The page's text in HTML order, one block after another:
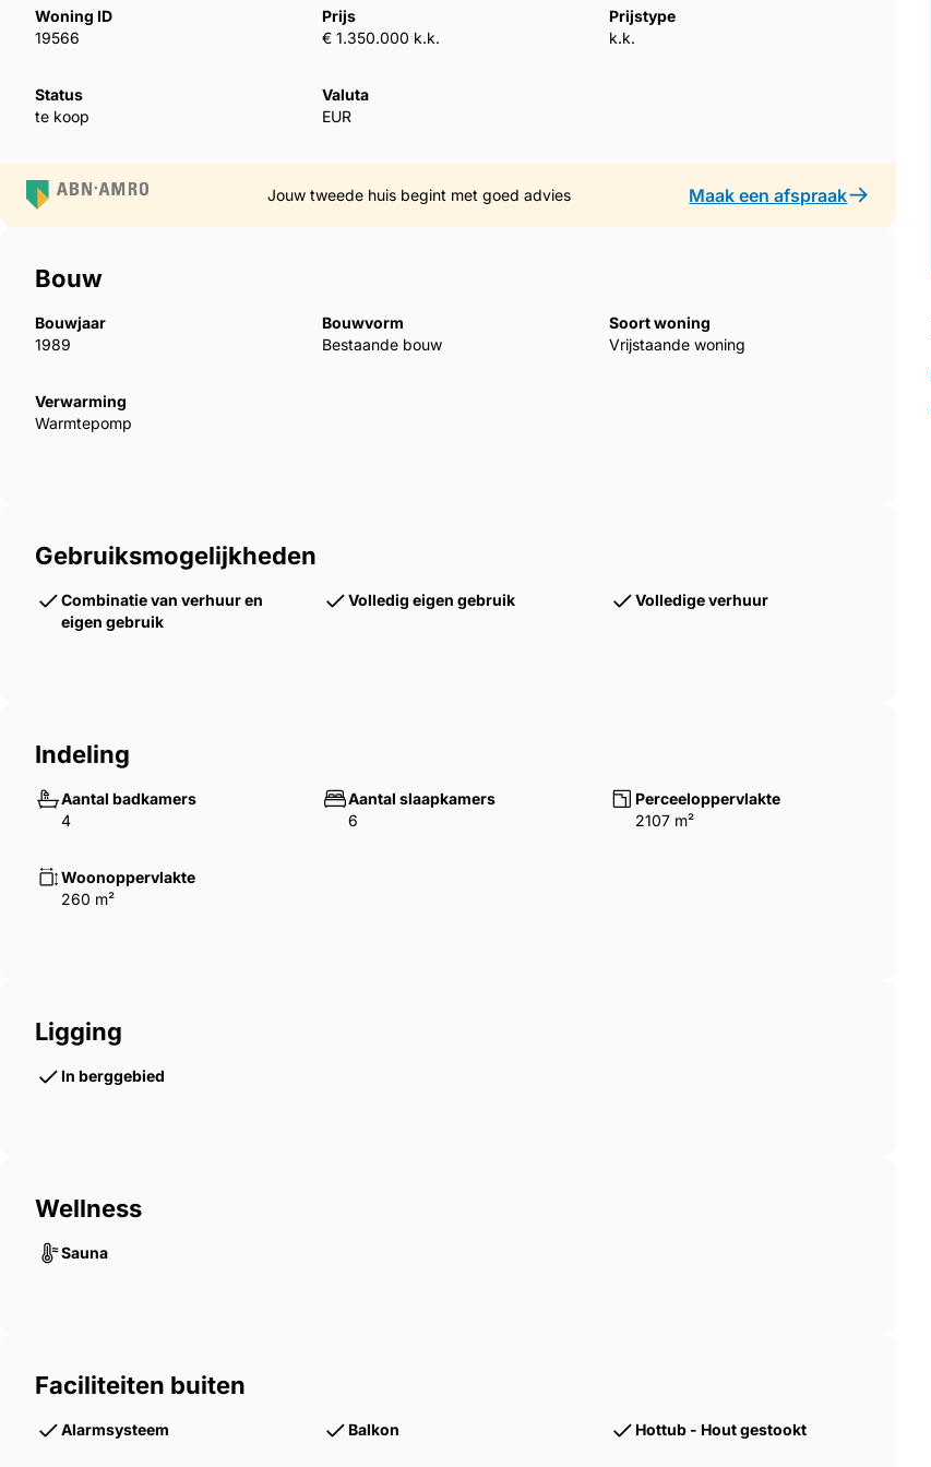
De woning biedt met zijn 260 m² aan bewoonbare oppervlakte een uitzonderlijke flexibiliteit. Ze
maar ook perfect afzonderlijk te gebruiken of te verhuren. Samen goed voor 18 slaapplaatsen.
Totaal 6 slaapkamers en 4 badkamers, sauna met douche,
Ruime parkeergelegenheid & dubbele garage
Petanquebaan & garage met verwarmde skischoenenrekken.
Het gerenoveerde duplex appartement (2017) beschikt over 2 slaapkamers (waarvan één met
dubbel bed + stapelbed), een badkamer, apart toilet en een comfortabel nieuw houten terras.
Ideaal voor 5 tot 6 gasten.
infraroodverwarming en een hottub voor 7 personen.
Volledig wifi LAN-netwerk met bereik in het hele huis (ook kelder en garage)
Woning ID
19566
Prijs
€ 1.350.000 k.k.
Prijstype
k.k.
Status
te koop
Valuta
EUR
Jouw tweede huis begint met goed advies Maak een afspraak
Bouw
Bouwjaar
1989
Bouwvorm
Bestaande bouw
Soort woning
Vrijstaande woning
Verwarming
Warmtepomp
Gebruiksmogelijkheden
Combinatie van verhuur en
eigen gebruik
Volledig eigen gebruik Volledige verhuur
Indeling
Aantal badkamers
4
Aantal slaapkamers
6
Perceeloppervlakte
2107 m²
Woonoppervlakte
260 m²
Ligging
In berggebied
Wellness
Sauna
Faciliteiten buiten
Alarmsysteem Balkon Hottub - Hout gestookt